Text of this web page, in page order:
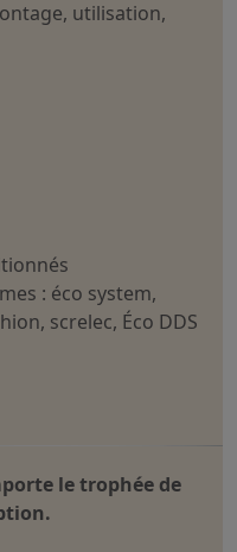
utilisation,
: éco system,
screlec, Éco DDS
le trophée de